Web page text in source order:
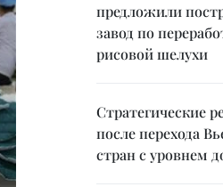
предложили
завод по
рисовой шелухи
Стратегические
после перехода
стран с уровнем